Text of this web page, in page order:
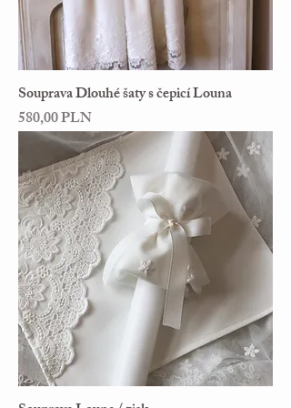
Souprava Dlouhé šaty s čepicí Louna
Cena
580,00 PLN